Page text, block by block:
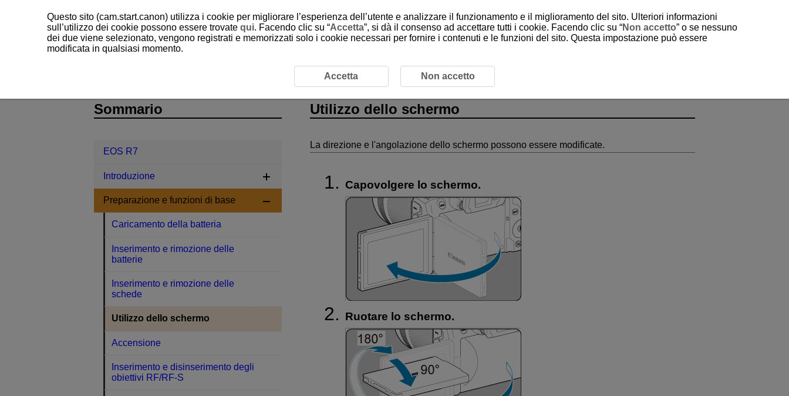
EOS R7
Utilizzo dello schermo
La direzione e l'angolazione dello schermo possono essere modificate.
Capovolgere lo schermo.
Ruotare lo schermo.
Sommario
EOS R7
Introduzione
Preparazione e funzioni di base
Caricamento della batteria
Inserimento e rimozione delle
batterie
Inserimento e rimozione delle
schede
Utilizzo dello schermo
Accensione
Inserimento e disinserimento degli
obiettivi RF/RF-S
Questo sito (cam.start.canon) utilizza i cookie per migliorare l’esperienza dell’utente e analizzare il funzionamento e il miglioramento del sito. Ulteriori informazioni
sull’utilizzo dei cookie possono essere trovate qui. Facendo clic su “Accetta”, si dà il consenso ad accettare tutti i cookie. Facendo clic su “Non accetto” o se nessuno
dei due viene selezionato, vengono registrati e memorizzati solo i cookie necessari per fornire i contenuti e le funzioni del sito. Questa impostazione può essere
modificata in qualsiasi momento.
Accetta Non accetto